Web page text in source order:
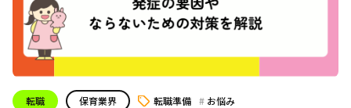
転職 保育業界 転職準備 お悩み